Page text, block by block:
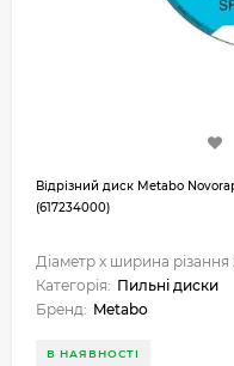
Відрізний диск Metabo
(617234000)
Діаметр x ширина різання
Категорія: Пильні диски
Бренд: Metabo
В НАЯВНОСТІ